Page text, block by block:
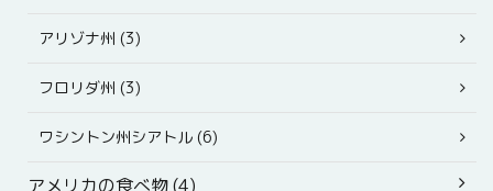
アリゾナ州 (3)
フロリダ州 (3)
ワシントン州シアトル (6)
アメリカの食べ物 (4)